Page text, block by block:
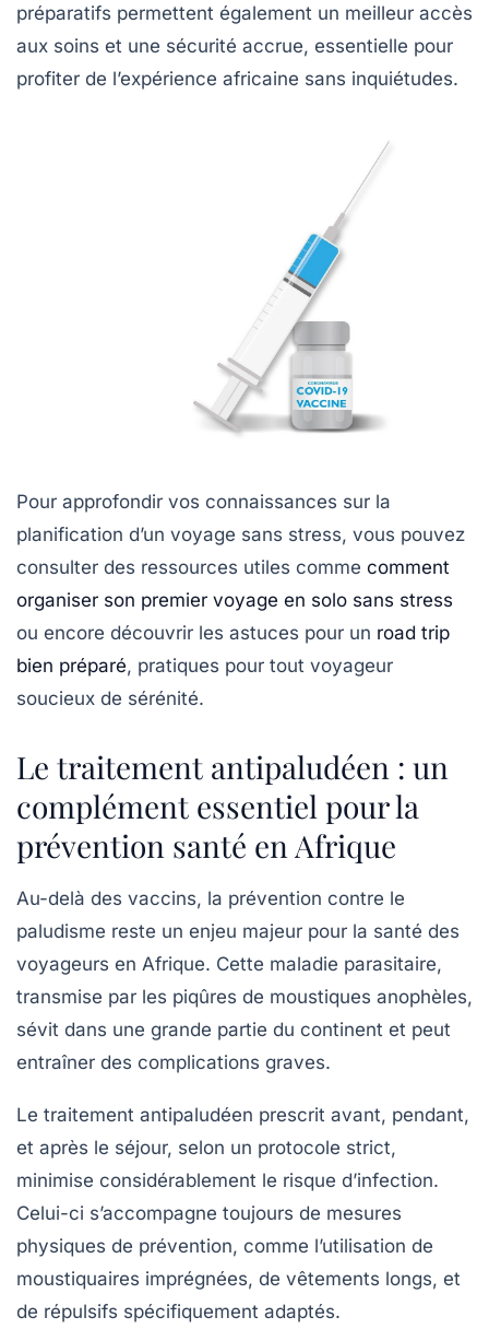
préparatifs permettent également un meilleur accès
aux soins et une sécurité accrue, essentielle pour
profiter de l’expérience africaine sans inquiétudes.
Pour approfondir vos connaissances sur la
planification d’un voyage sans stress, vous pouvez
consulter des ressources utiles comme comment
organiser son premier voyage en solo sans stress
ou encore découvrir les astuces pour un road trip
bien préparé, pratiques pour tout voyageur
soucieux de sérénité.
Le traitement antipaludéen : un
complément essentiel pour la
prévention santé en Afrique
Au-delà des vaccins, la prévention contre le
paludisme reste un enjeu majeur pour la santé des
voyageurs en Afrique. Cette maladie parasitaire,
transmise par les piqûres de moustiques anophèles,
sévit dans une grande partie du continent et peut
entraîner des complications graves.
Le traitement antipaludéen prescrit avant, pendant,
et après le séjour, selon un protocole strict,
minimise considérablement le risque d’infection.
Celui-ci s’accompagne toujours de mesures
physiques de prévention, comme l’utilisation de
moustiquaires imprégnées, de vêtements longs, et
de répulsifs spécifiquement adaptés.